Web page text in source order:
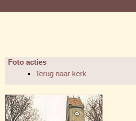
Foto acties
Terug naar kerk